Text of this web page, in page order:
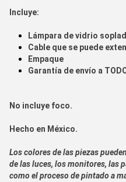
Incluye:
Lámpara de vidrio
Cable que se puede
Empaque
Garantía de envío a
No incluye foco.
Hecho en México.
Los colores de las piezas
de las luces, los monitores, las
como el proceso de pintado a